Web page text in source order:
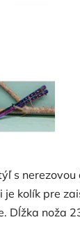
s
je kolík pre
Dĺžka noža